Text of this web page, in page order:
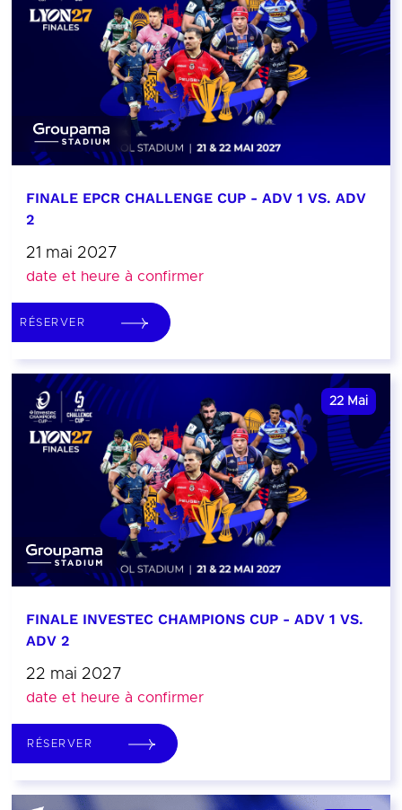
FINALE EPCR CHALLENGE CUP - ADV 1 VS. ADV
2
21 mai 2027
date et heure à confirmer
RÉSERVER
22 Mai
FINALE INVESTEC CHAMPIONS CUP - ADV 1 VS.
ADV 2
22 mai 2027
date et heure à confirmer
RÉSERVER